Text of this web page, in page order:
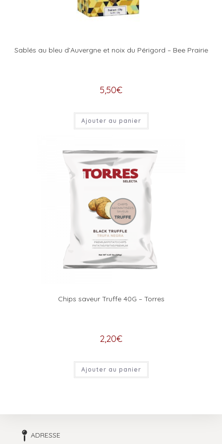
Sablés au bleu d’Auvergne et noix du Périgord – Bee Prairie
5,50€
Ajouter au panier
Chips saveur Truffe 40G – Torres
2,20€
Ajouter au panier
ADRESSE